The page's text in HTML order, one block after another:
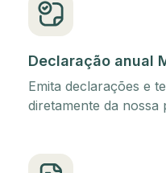
Declaração anual
Emita declarações e
diretamente da nossa